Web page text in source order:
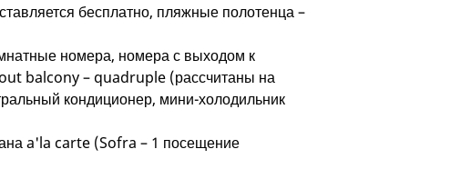
бесплатно, пляжные полотенца –
номера, номера с выходом к
balcony – quadruple (рассчитаны на
кондиционер, мини-холодильник
a'la carte (Sofra – 1 посещение